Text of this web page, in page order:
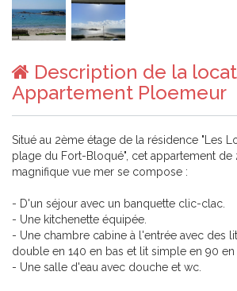
Description de la
Appartement Ploemeur
Situé au 2ème étage de la résidence "Les
plage du Fort-Bloqué", cet appartement de
magnifique vue mer se compose :
- D'un séjour avec un banquette clic-clac.
- Une kitchenette équipée.
- Une chambre cabine à l'entrée avec des
double en 140 en bas et lit simple en 90 en
- Une salle d'eau avec douche et wc.